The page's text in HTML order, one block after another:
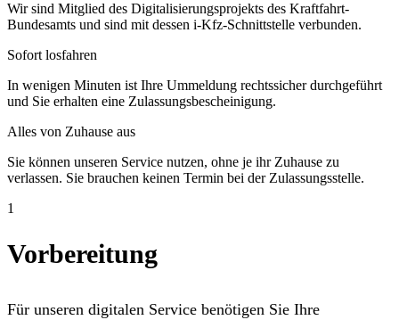
Wir sind Mitglied des Digitalisierungsprojekts des Kraftfahrt-
Bundesamts und sind mit dessen i-Kfz-Schnittstelle verbunden.
Sofort losfahren
In wenigen Minuten ist Ihre Ummeldung rechtssicher durchgeführt
und Sie erhalten eine Zulassungsbescheinigung.
Alles von Zuhause aus
Sie können unseren Service nutzen, ohne je ihr Zuhause zu
verlassen. Sie brauchen keinen Termin bei der Zulassungsstelle.
1
Vorbereitung
Für unseren digitalen Service benötigen Sie Ihre